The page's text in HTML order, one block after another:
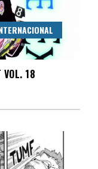
VOL. 18